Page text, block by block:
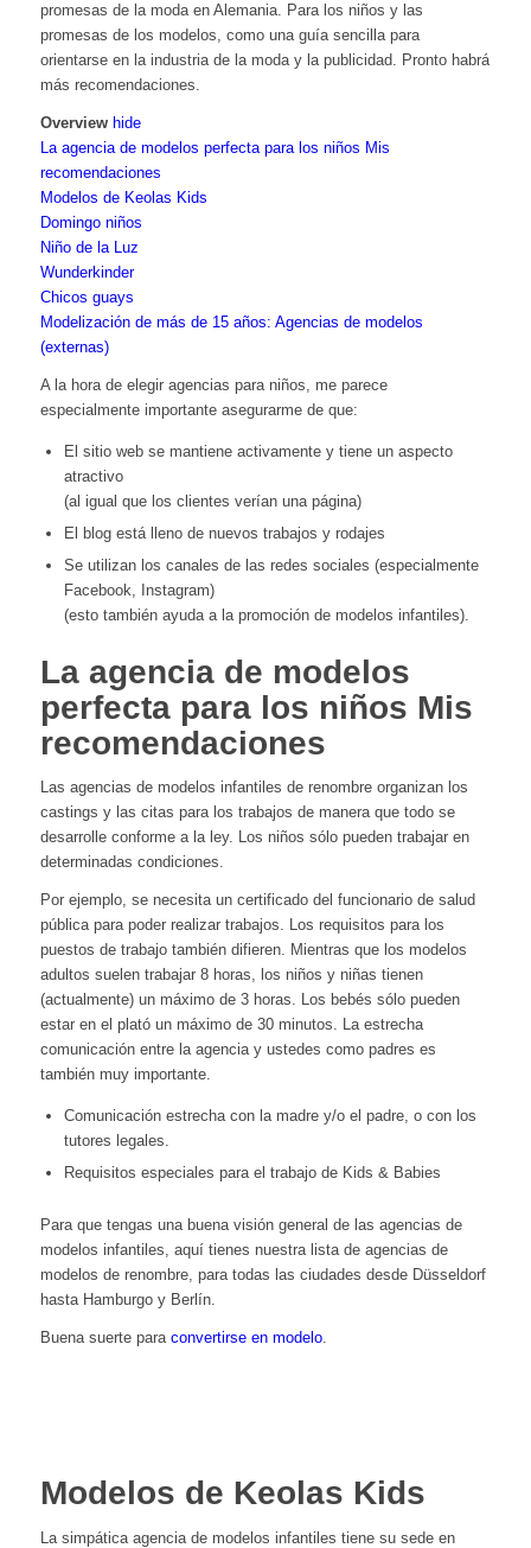
promesas de la moda en Alemania. Para los niños y las
promesas de los modelos, como una guía sencilla para
orientarse en la industria de la moda y la publicidad. Pronto habrá
más recomendaciones.
Overview hide
La agencia de modelos perfecta para los niños Mis
recomendaciones
Modelos de Keolas Kids
Domingo niños
Niño de la Luz
Wunderkinder
Chicos guays
Modelización de más de 15 años: Agencias de modelos
(externas)
A la hora de elegir agencias para niños, me parece
especialmente importante asegurarme de que:
El sitio web se mantiene activamente y tiene un aspecto
atractivo
(al igual que los clientes verían una página)
El blog está lleno de nuevos trabajos y rodajes
Se utilizan los canales de las redes sociales (especialmente
Facebook, Instagram)
(esto también ayuda a la promoción de modelos infantiles).
La agencia de modelos
perfecta para los niños Mis
recomendaciones
Las agencias de modelos infantiles de renombre organizan los
castings y las citas para los trabajos de manera que todo se
desarrolle conforme a la ley. Los niños sólo pueden trabajar en
determinadas condiciones.
Por ejemplo, se necesita un certificado del funcionario de salud
pública para poder realizar trabajos. Los requisitos para los
puestos de trabajo también difieren. Mientras que los modelos
adultos suelen trabajar 8 horas, los niños y niñas tienen
(actualmente) un máximo de 3 horas. Los bebés sólo pueden
estar en el plató un máximo de 30 minutos. La estrecha
comunicación entre la agencia y ustedes como padres es
también muy importante.
Comunicación estrecha con la madre y/o el padre, o con los
tutores legales.
Requisitos especiales para el trabajo de Kids & Babies
Para que tengas una buena visión general de las agencias de
modelos infantiles, aquí tienes nuestra lista de agencias de
modelos de renombre, para todas las ciudades desde Düsseldorf
hasta Hamburgo y Berlín.
Buena suerte para convertirse en modelo.
Modelos de Keolas Kids
La simpática agencia de modelos infantiles tiene su sede en